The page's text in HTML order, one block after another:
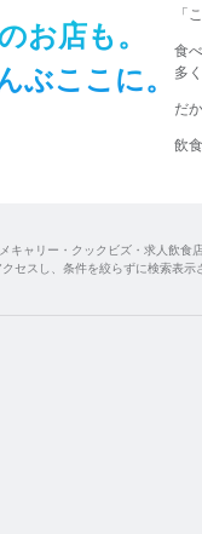
お店も。​
ぶ​ここに。​
「
食
多
だ
飲
ャリー・クックビズ・求人飲食店
セスし、条件を絞らずに検索表